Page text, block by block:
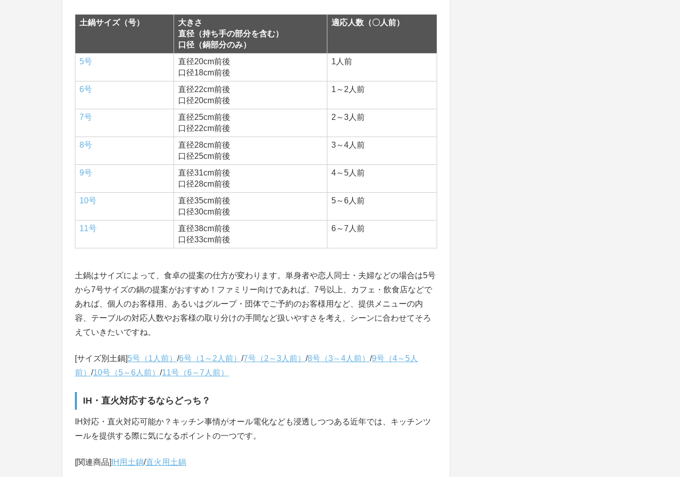
土鍋サイズ（号）
大きさ
直径（持ち手の部分を含む）
口径（鍋部分のみ）
適応人数（〇人前）
5号
直径20cm前後
口径18cm前後
1人前
6号
直径22cm前後
口径20cm前後
1～2人前
7号
直径25cm前後
口径22cm前後
2～3人前
8号
直径28cm前後
口径25cm前後
3～4人前
9号
直径31cm前後
口径28cm前後
4～5人前
10号
直径35cm前後
口径30cm前後
5～6人前
11号
直径38cm前後
口径33cm前後
6～7人前
土鍋はサイズによって、食卓の提案の仕方が変わります。単身者や恋人同士・夫婦などの場合は5号
から7号サイズの鍋の提案がおすすめ！ファミリー向けであれば、7号以上、カフェ・飲食店などで
あれば、個人のお客様用、あるいはグループ・団体でご予約のお客様用など、提供メニューの内
容、テーブルの対応人数やお客様の取り分けの手間など扱いやすさを考え、シーンに合わせてそろ
えていきたいですね。
[サイズ別土鍋]5号（1人前） /6号（1～2人前） /7号（2～3人前） /8号（3～4人前） /9号（4～5人
前） /10号（5～6人前） /11号（6～7人前）
IH・直火対応するならどっち？
IH対応・直火対応可能か？キッチン事情がオール電化なども浸透しつつある近年では、キッチンツ
ールを提供する際に気になるポイントの一つです。
[関連商品] IH用土鍋/直火用土鍋